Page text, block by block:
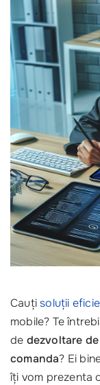
Cauțisoluții
mobile? Te
de dezvoltare
comanda? Ei
îți vom prezenta